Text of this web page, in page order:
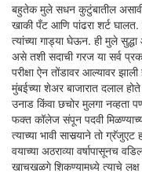
बहुतेक मुले सधन कुटुंबातील
खाकी पँट आणि पांढरा शर्ट
त्यांच्या गाड्या घेऊन. ही मुले
असे तशी सदाची गरज या सर्व
परीक्षा ऐन तोंडावर आल्यावर
मुंबईच्या शेअर बाजारात दलाल
उनाड किंवा छचोर मुलगा नव्हता
फक्त कॉलेज संपून पदवी
त्याच्या भावी सासर्‍याने तो
वयाच्या अठराव्या वर्षापासूनच
खाचखळगे शिकण्यामध्ये त्याचे लक्ष